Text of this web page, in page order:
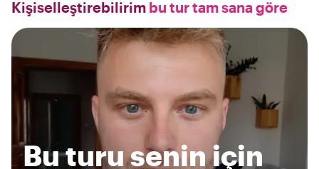
Kişiselleştirebilirim bu tur tam sana göre
Bu turu senin için